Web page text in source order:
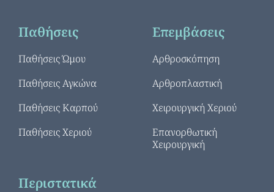
Παθήσεις
Παθήσεις Ώμου
Παθήσεις Αγκώνα
Παθήσεις Καρπού
Παθήσεις Χεριού
Επεμβάσεις
Αρθροσκόπηση
Αρθροπλαστική
Χειρουργική Χεριού
Επανορθωτική
Χειρουργική
Περιστατικά